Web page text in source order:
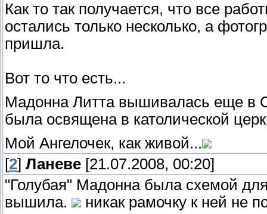
Как то так получается, что все
остались только несколько, а
пришла.
Вот то что есть...
Мадонна Литта вышивалась еще в
была освящена в католической
Мой Ангелочек, как живой...
[2] Ланеве [21.07.2008, 00:20]
"Голубая" Мадонна была схемой
вышила.
никак рамочку к ней не